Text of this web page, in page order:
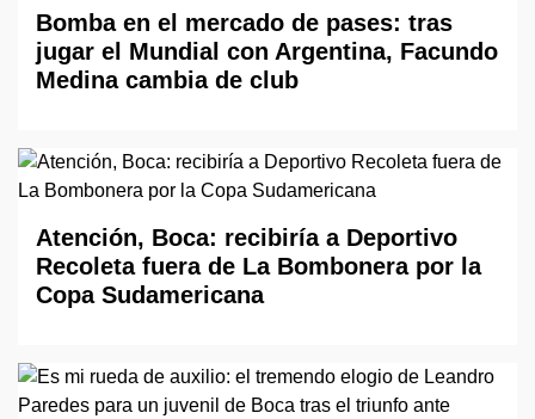
Bomba en el mercado de pases: tras
jugar el Mundial con Argentina, Facundo
Medina cambia de club
Atención, Boca: recibiría a Deportivo
Recoleta fuera de La Bombonera por la
Copa Sudamericana